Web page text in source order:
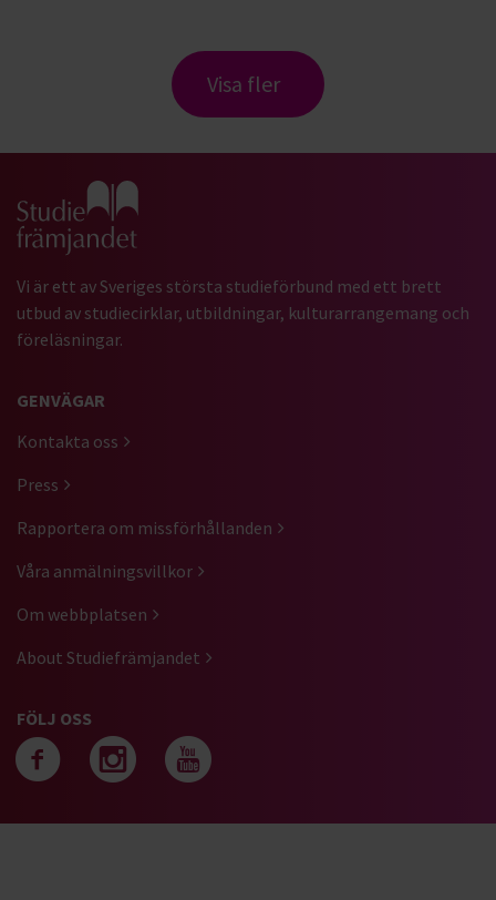
Visa fler
Gå till studiefrämjandets startsida
Vi är ett av Sveriges största studieförbund med ett brett
utbud av studiecirklar, utbildningar, kulturarrangemang och
föreläsningar.
GENVÄGAR
Kontakta oss
Press
Rapportera om missförhållanden
Våra anmälningsvillkor
Om webbplatsen
About Studiefrämjandet
FÖLJ OSS
Följ oss på facebook
Följ oss på
Följ oss på